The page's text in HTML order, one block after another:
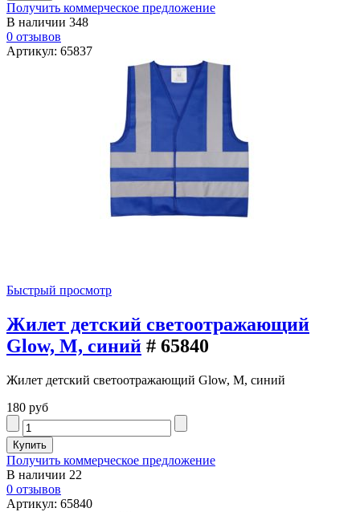
Получить коммерческое предложение
В наличии 348
0 отзывов
Артикул: 65837
Быстрый просмотр
Жилет детский светоотражающий
Glow, M, синий # 65840
Жилет детский светоотражающий Glow, M, синий
180 руб
Получить коммерческое предложение
В наличии 22
0 отзывов
Артикул: 65840